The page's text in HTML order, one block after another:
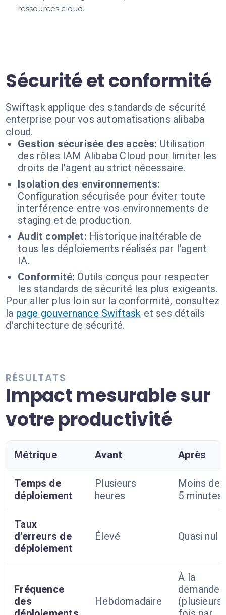
ressources cloud.
Sécurité et conformité
Swiftask applique des standards de sécurité
enterprise pour vos automatisations alibaba
cloud.
Gestion sécurisée des accès: Utilisation
des rôles IAM Alibaba Cloud pour limiter les
droits de l'agent au strict nécessaire.
Isolation des environnements:
Configuration sécurisée pour éviter toute
interférence entre vos environnements de
staging et de production.
Audit complet: Historique inaltérable de
tous les déploiements réalisés par l'agent
IA.
Conformité: Outils conçus pour respecter
les standards de sécurité les plus exigeants.
Pour aller plus loin sur la conformité, consultez
la page gouvernance Swiftask et ses détails
d'architecture de sécurité.
RÉSULTATS
Impact mesurable sur
votre productivité
Métrique Avant Après
Temps de
déploiement
Plusieurs
heures
Moins de
5 minutes
Taux
d'erreurs de
déploiement
Élevé Quasi nul
Fréquence
des
Hebdomadaire
À la
demande
(plusieurs